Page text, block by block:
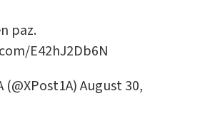
paz.
E42hJ2Db6N
(@XPost1A)August 30,